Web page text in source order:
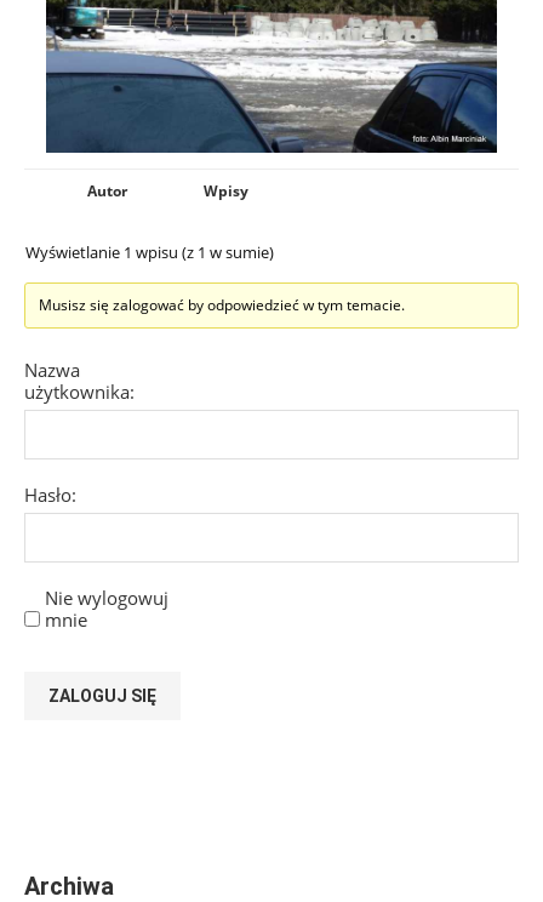
Autor Wpisy
Wyświetlanie 1 wpisu (z 1 w sumie)
Musisz się zalogować by odpowiedzieć w tym temacie.
Nazwa
użytkownika:
Hasło:
Nie wylogowuj
mnie
ZALOGUJ SIĘ
Archiwa